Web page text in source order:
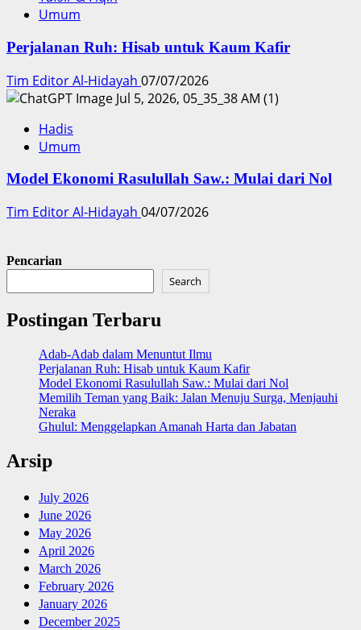
Umum
Perjalanan Ruh: Hisab untuk Kaum Kafir
Tim Editor Al-Hidayah 07/07/2026
Hadis
Umum
Model Ekonomi Rasulullah Saw.: Mulai dari Nol
Tim Editor Al-Hidayah 04/07/2026
Pencarian
Search
Postingan Terbaru
Adab-Adab dalam Menuntut Ilmu
Perjalanan Ruh: Hisab untuk Kaum Kafir
Model Ekonomi Rasulullah Saw.: Mulai dari Nol
Memilih Teman yang Baik: Jalan Menuju Surga, Menjauhi
Neraka
Ghulul: Menggelapkan Amanah Harta dan Jabatan
Arsip
July 2026
June 2026
May 2026
April 2026
March 2026
February 2026
January 2026
December 2025